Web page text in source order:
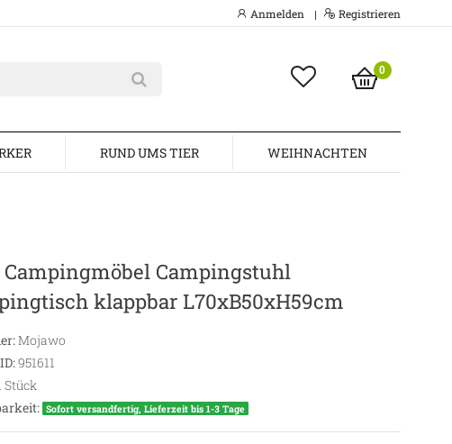
Anmelden | Registrieren
0
RUND UMS TIER WEIHNACHTEN
Campingstuhl
klappbar L70xB50xH59cm
Mojawo
951611
Stück
Sofort versandfertig, Lieferzeit bis 1-3 Tage